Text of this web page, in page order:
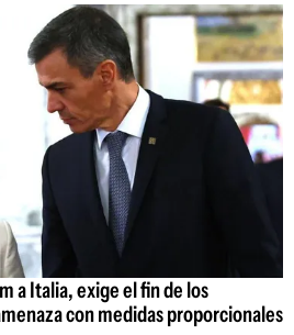
a Italia, exige el fin de los
con medidas proporcionales